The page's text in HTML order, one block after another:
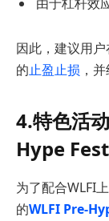
由于杠杆效
因此，建议用
的止盈止损 ，
4.特色活
Hype
为了配合WLFI
的WLFI Pre-